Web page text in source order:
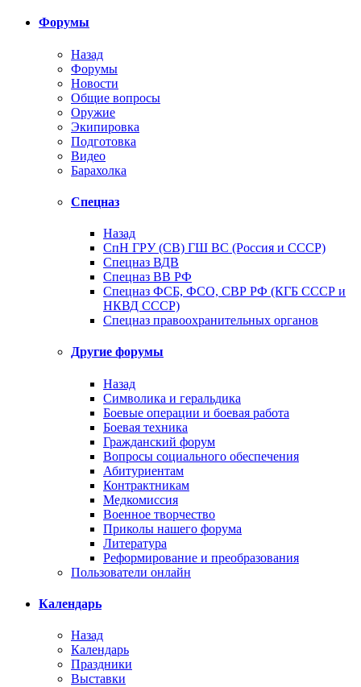
Форумы
Назад
Форумы
Новости
Общие вопросы
Оружие
Экипировка
Подготовка
Видео
Барахолка
Спецназ
Назад
СпН ГРУ (СВ) ГШ ВС (Россия и СССР)
Спецназ ВДВ
Спецназ ВВ РФ
Спецназ ФСБ, ФСО, СВР РФ (КГБ СССР и
НКВД СССР)
Спецназ правоохранительных органов
Другие форумы
Назад
Символика и геральдика
Боевые операции и боевая работа
Боевая техника
Гражданский форум
Вопросы социального обеспечения
Абитуриентам
Контрактникам
Медкомиссия
Военное творчество
Приколы нашего форума
Литература
Реформирование и преобразования
Пользователи онлайн
Календарь
Назад
Календарь
Праздники
Выставки